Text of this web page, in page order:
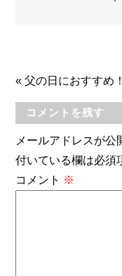
«父の日におすすめ！
コメントを残す
メールアドレスが公
付いている欄は必須
コメント ※